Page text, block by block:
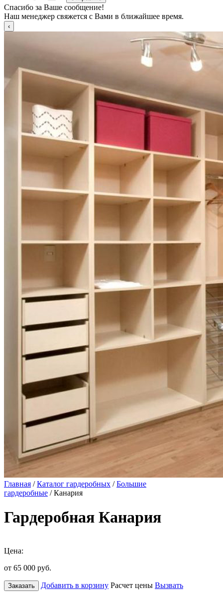
Спасибо за Ваше сообщение!
Наш менеджер свяжется с Вами в ближайшее время.
Главная /Каталог гардеробных /Большие
гардеробные / Канария
Гардеробная Канария
Цена:
от 65 000 руб.
Заказать Добавить в корзину Расчет цены Вызвать